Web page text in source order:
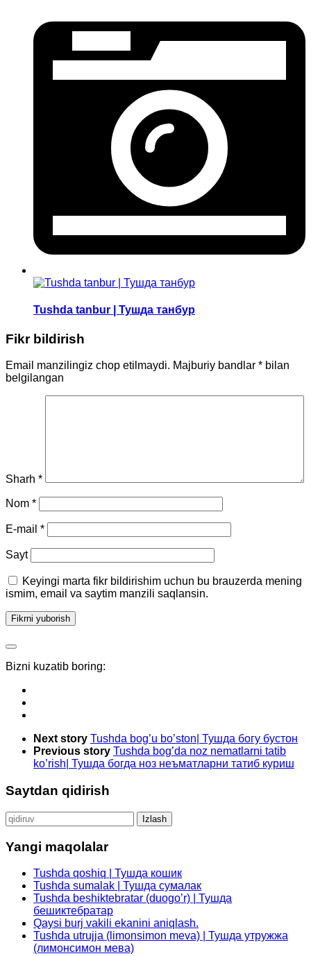
Tushda tanbur | Тушда танбур
Fikr bildirish
Email manzilingiz chop etilmaydi. Majburiy bandlar * bilan
belgilangan
Sharh *
Nom *
E-mail *
Sayt
Keyingi marta fikr bildirishim uchun bu brauzerda mening
ismim, email va saytim manzili saqlansin.
Bizni kuzatib boring:
Next story Tushda bog’u bo’ston| Тушда богу бустон
Previous story Tushda bog’da noz nematlarni tatib
ko’rish| Тушда богда ноз неъматларни татиб куриш
Saytdan qidirish
Qidirshish:
Yangi maqolalar
Tushda qoshiq | Тушда кошик
Tushda sumalak | Тушда сумалак
Tushda beshiktebratar (duogo’r) | Тушда
бешиктебратар
Qaysi burj vakili ekanini aniqlash.
Tushda utrujja (limonsimon meva) | Тушда утружжа
(лимонсимон мева)